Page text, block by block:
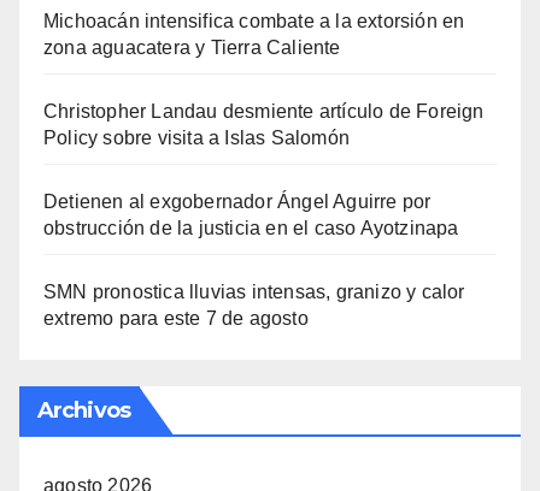
Michoacán intensifica combate a la extorsión en
zona aguacatera y Tierra Caliente
Christopher Landau desmiente artículo de Foreign
Policy sobre visita a Islas Salomón
Detienen al exgobernador Ángel Aguirre por
obstrucción de la justicia en el caso Ayotzinapa
SMN pronostica lluvias intensas, granizo y calor
extremo para este 7 de agosto
Archivos
agosto 2026